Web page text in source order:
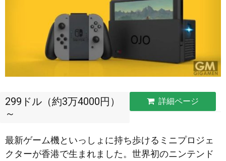
299ドル（約3万4000円）
～
詳細ページ
最新ゲーム機といっしょに持ち歩けるミニプロジェ
クターが香港で生まれました。世界初のニンテンド